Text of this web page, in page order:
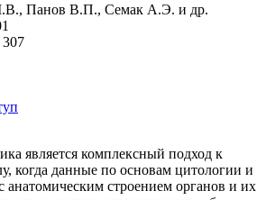
Панов В.П., Семак А.Э. и др.
307
является комплексный подход к
когда данные по основам цитологии и
анатомическим строением органов и их